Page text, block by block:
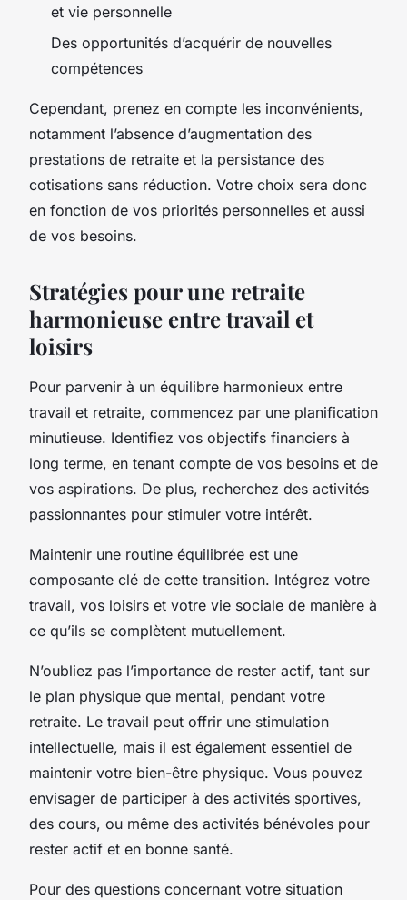
et vie personnelle
Des opportunités d’acquérir de nouvelles
compétences
Cependant, prenez en compte les inconvénients,
notamment l’absence d’augmentation des
prestations de retraite et la persistance des
cotisations sans réduction. Votre choix sera donc
en fonction de vos priorités personnelles et aussi
de vos besoins.
Stratégies pour une retraite
harmonieuse entre travail et
loisirs
Pour parvenir à un équilibre harmonieux entre
travail et retraite, commencez par une planification
minutieuse. Identifiez vos objectifs financiers à
long terme, en tenant compte de vos besoins et de
vos aspirations. De plus, recherchez des activités
passionnantes pour stimuler votre intérêt.
Maintenir une routine équilibrée est une
composante clé de cette transition. Intégrez votre
travail, vos loisirs et votre vie sociale de manière à
ce qu’ils se complètent mutuellement.
N’oubliez pas l’importance de rester actif, tant sur
le plan physique que mental, pendant votre
retraite. Le travail peut offrir une stimulation
intellectuelle, mais il est également essentiel de
maintenir votre bien-être physique. Vous pouvez
envisager de participer à des activités sportives,
des cours, ou même des activités bénévoles pour
rester actif et en bonne santé.
Pour des questions concernant votre situation